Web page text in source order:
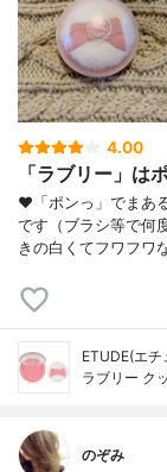
4.00
「ラブリー」
❤︎「ポンっ」でまあ
です（ブラシ等で何
きの白くてフワフワ
ETUDE(エチ
ラブリー ク
のぞみ